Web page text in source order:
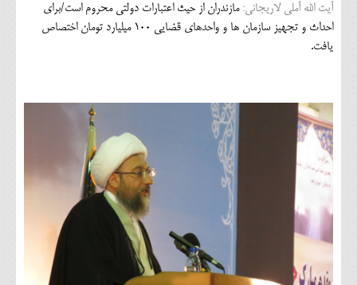
محیط زیست و گردشگری
سیاسی
خانه
آیت الله آملی لاریجانی: مازندران از حیث اعتبارات دولتی محروم است/برای
احداث و تجهیز سازمان ها و واحدهای قضایی 100 میلیارد تومان اختصاص
یافت.